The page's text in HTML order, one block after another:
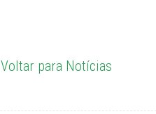
Voltar para Notícias